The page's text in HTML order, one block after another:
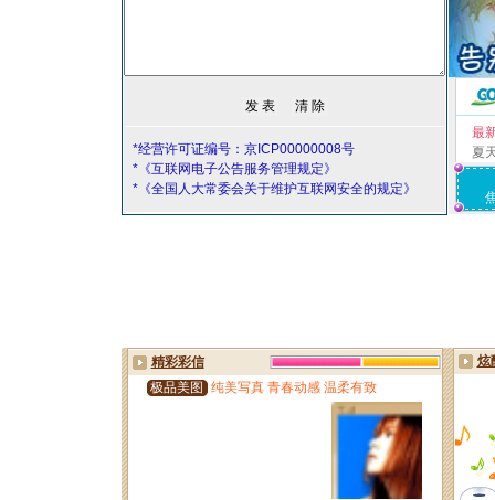
*经营许可证编号：京ICP00000008号
*《互联网电子公告服务管理规定》
*《全国人大常委会关于维护互联网安全的规定》
最
夏